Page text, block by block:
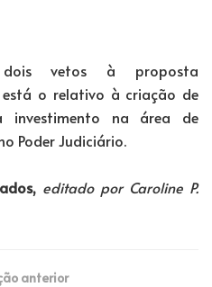
vetos à proposta
está o relativo à criação de
investimento na área de
Poder Judiciário.
editado por Caroline P.
anterior